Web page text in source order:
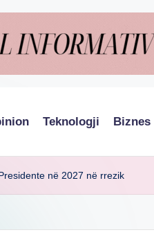
Teknologji Biznes
në 2027 në rrezik